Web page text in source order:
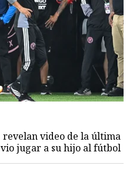
revelan video de la última
jugar a su hijo al fútbol